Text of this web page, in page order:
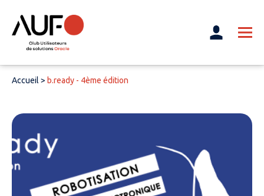
Accueil > b.ready - 4ème édition